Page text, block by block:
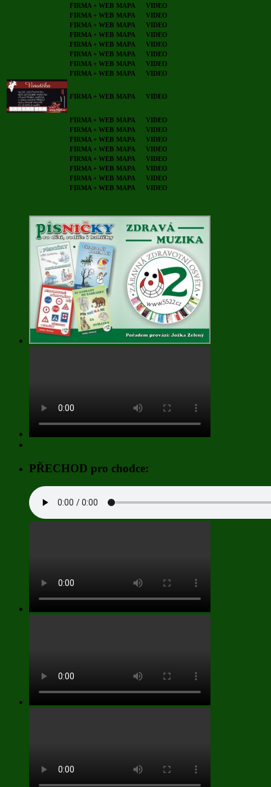
FIRMA + WEB MAPA
VIDEO
FIRMA + WEB MAPA
VIDEO
FIRMA + WEB MAPA
VIDEO
FIRMA + WEB MAPA
VIDEO
FIRMA + WEB MAPA
VIDEO
FIRMA + WEB MAPA
VIDEO
FIRMA + WEB MAPA
VIDEO
FIRMA + WEB MAPA VIDEO
FIRMA + WEB MAPA VIDEO
FIRMA + WEB MAPA
VIDEO
FIRMA + WEB MAPA
VIDEO
FIRMA + WEB MAPA
VIDEO
FIRMA + WEB MAPA
VIDEO
FIRMA + WEB MAPA
VIDEO
FIRMA + WEB MAPA
VIDEO
FIRMA + WEB MAPA
VIDEO
FIRMA + WEB MAPA VIDEO
PŘECHOD pro chodce: